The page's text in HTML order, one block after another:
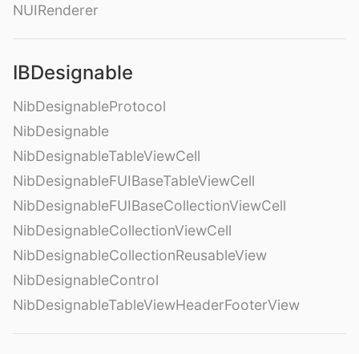
NUIRenderer
IBDesignable
NibDesignableProtocol
NibDesignable
NibDesignableTableViewCell
NibDesignableFUIBaseTableViewCell
NibDesignableFUIBaseCollectionViewCell
NibDesignableCollectionViewCell
NibDesignableCollectionReusableView
NibDesignableControl
NibDesignableTableViewHeaderFooterView